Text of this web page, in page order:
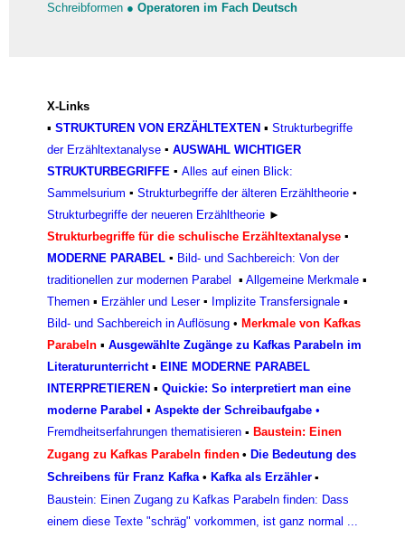
Schreibformen ● Operatoren im Fach Deutsch
X-Links
▪ STRUKTUREN VON ERZÄHLTEXTEN ▪ Strukturbegriffe
der Erzähltextanalyse ▪ AUSWAHL WICHTIGER
STRUKTURBEGRIFFE ▪ Alles auf einen Blick:
Sammelsurium ▪ Strukturbegriffe der älteren Erzähltheorie ▪
Strukturbegriffe der neueren Erzähltheorie ►
Strukturbegriffe für die schulische Erzähltextanalyse ▪
MODERNE PARABEL ▪ Bild- und Sachbereich: Von der
traditionellen zur modernen Parabel
▪ Allgemeine Merkmale ▪
Themen ▪ Erzähler und Leser ▪ Implizite Transfersignale ▪
Bild- und Sachbereich in Auflösung • Merkmale von Kafkas
Parabeln ▪ Ausgewählte Zugänge zu Kafkas Parabeln im
Literaturunterricht ▪ EINE MODERNE PARABEL
INTERPRETIEREN ▪ Quickie: So interpretiert man eine
moderne Parabel ▪ Aspekte der Schreibaufgabe •
Fremdheitserfahrungen thematisieren ▪ Baustein: Einen
Zugang zu Kafkas Parabeln finden • Die Bedeutung des
Schreibens für Franz Kafka • Kafka als Erzähler ▪
Baustein: Einen Zugang zu Kafkas Parabeln finden: Dass
einem diese Texte "schräg" vorkommen, ist ganz normal ...